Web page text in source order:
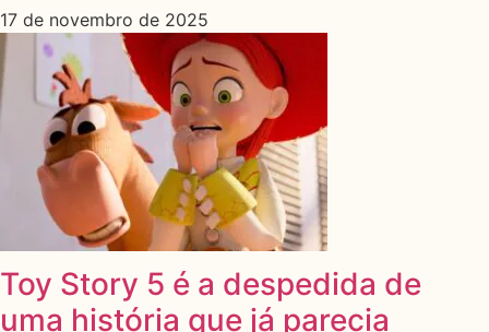
17 de novembro de 2025
Toy Story 5 é a despedida de
uma história que já parecia